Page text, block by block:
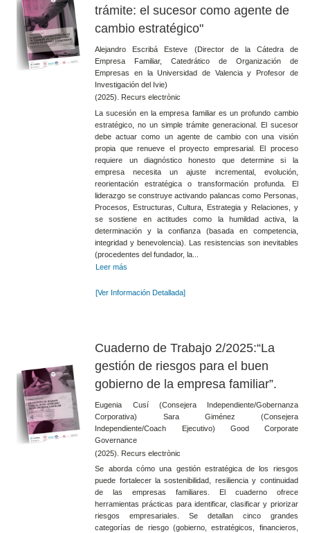
trámite: el sucesor como agente de
cambio estratégico"
Alejandro Escribá Esteve (Director de la Cátedra de
Empresa Familiar, Catedrático de Organización de
Empresas en la Universidad de Valencia y Profesor de
Investigación del Ivie)
(2025). Recurs electrònic
La sucesión en la empresa familiar es un profundo cambio
estratégico, no un simple trámite generacional. El sucesor
debe actuar como un agente de cambio con una visión
propia que renueve el proyecto empresarial. El proceso
requiere un diagnóstico honesto que determine si la
empresa necesita un ajuste incremental, evolución,
reorientación estratégica o transformación profunda. El
liderazgo se construye activando palancas como Personas,
Procesos, Estructuras, Cultura, Estrategia y Relaciones, y
se sostiene en actitudes como la humildad activa, la
determinación y la confianza (basada en competencia,
integridad y benevolencia). Las resistencias son inevitables
(procedentes del fundador, la...
Leer más
[Ver Información Detallada]
Cuaderno de Trabajo 2/2025:“La
gestión de riesgos para el buen
gobierno de la empresa familiar”.
Eugenia Cusí (Consejera Independiente/Gobernanza
Corporativa) Sara Giménez (Consejera
Independiente/Coach Ejecutivo) Good Corporate
Governance
(2025). Recurs electrònic
Se aborda cómo una gestión estratégica de los riesgos
puede fortalecer la sostenibilidad, resiliencia y continuidad
de las empresas familiares. El cuaderno ofrece
herramientas prácticas para identificar, clasificar y priorizar
riesgos empresariales. Se detallan cinco grandes
categorías de riesgo (gobierno, estratégicos, financieros,